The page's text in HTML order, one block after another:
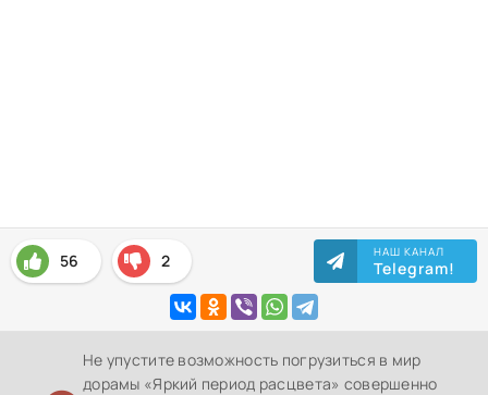
56 2 НАШ КАНАЛ
Telegram!
Не упустите возможность погрузиться в мир
дорамы «Яркий период расцвета» совершенно